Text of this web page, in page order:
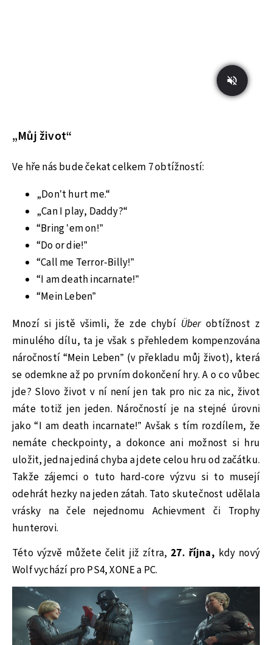
„Můj život“
Ve hře nás bude čekat celkem 7 obtížností:
„Don’t hurt me.“
„Can I play, Daddy?“
“Bring ’em on!”
“Do or die!”
“Call me Terror-Billy!”
“I am death incarnate!”
“Mein Leben”
Mnozí si jistě všimli, že zde chybí Überobtížnost z
minulého dílu, ta je však s přehledem kompenzována
náročností “Mein Leben” (v překladu můj život), která
se odemkne až po prvním dokončení hry. A o co vůbec
jde? Slovo život v ní není jen tak pro nic za nic, život
máte totiž jen jeden. Náročností je na stejné úrovni
jako “I am death incarnate!” Avšak s tím rozdílem, že
nemáte checkpointy, a dokonce ani možnost si hru
uložit, jedna jediná chyba a jdete celou hru od začátku.
Takže zájemci o tuto hard-core výzvu si to musejí
odehrát hezky na jeden zátah. Tato skutečnost udělala
vrásky na čele nejednomu Achievment či Trophy
hunterovi.
Této výzvě můžete čelit již zítra, 27. října, kdy nový
Wolf vychází pro PS4, XONE a PC.